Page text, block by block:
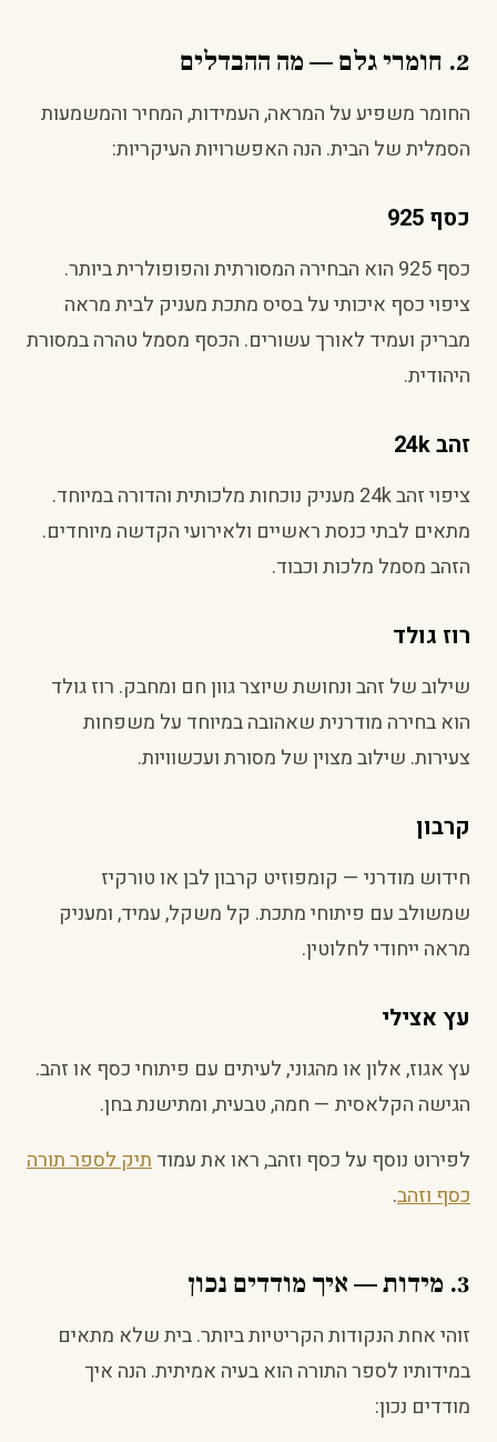
2. חומרי גלם — מה ההבדלים
החומר משפיע על המראה, העמידות, המחיר והמשמעות
הסמלית של הבית. הנה האפשרויות העיקריות:
כסף 925
כסף 925 הוא הבחירה המסורתית והפופולרית ביותר.
ציפוי כסף איכותי על בסיס מתכת מעניק לבית מראה
מבריק ועמיד לאורך עשורים. הכסף מסמל טהרה במסורת
היהודית.
זהב 24k
ציפוי זהב 24k מעניק נוכחות מלכותית והדורה במיוחד.
מתאים לבתי כנסת ראשיים ולאירועי הקדשה מיוחדים.
הזהב מסמל מלכות וכבוד.
רוז גולד
שילוב של זהב ונחושת שיוצר גוון חם ומחבק. רוז גולד
הוא בחירה מודרנית שאהובה במיוחד על משפחות
צעירות. שילוב מצוין של מסורת ועכשוויות.
קרבון
חידוש מודרני — קומפוזיט קרבון לבן או טורקיז
שמשולב עם פיתוחי מתכת. קל משקל, עמיד, ומעניק
מראה ייחודי לחלוטין.
עץ אצילי
עץ אגוז, אלון או מהגוני, לעיתים עם פיתוחי כסף או זהב.
הגישה הקלאסית — חמה, טבעית, ומתישנת בחן.
לפירוט נוסף על כסף וזהב, ראו את עמודתיק לספר תורה
כסף וזהב.
3. מידות — איך מודדים נכון
זוהי אחת הנקודות הקריטיות ביותר. בית שלא מתאים
במידותיו לספר התורה הוא בעיה אמיתית. הנה איך
מודדים נכון: